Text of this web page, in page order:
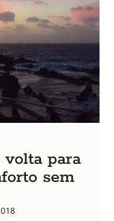
volta para
sem